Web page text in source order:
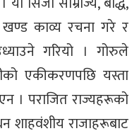
खण्ड काव्य रचना गरे र
गरियो । गोरुले
एकीकरणपछि यस्ता
। पराजित राज्यहरूको
शाहवंशीय राजाहरूबाट